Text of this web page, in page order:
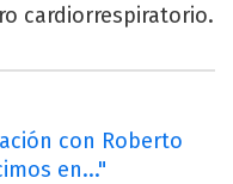
cardiorrespiratorio.
con Roberto
en..."